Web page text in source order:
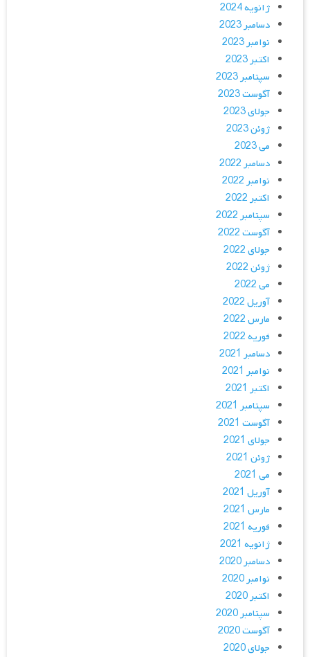
ژانویه 2024
دسامبر 2023
نوامبر 2023
اکتبر 2023
سپتامبر 2023
آگوست 2023
جولای 2023
ژوئن 2023
می 2023
دسامبر 2022
نوامبر 2022
اکتبر 2022
سپتامبر 2022
آگوست 2022
جولای 2022
ژوئن 2022
می 2022
آوریل 2022
مارس 2022
فوریه 2022
دسامبر 2021
نوامبر 2021
اکتبر 2021
سپتامبر 2021
آگوست 2021
جولای 2021
ژوئن 2021
می 2021
آوریل 2021
مارس 2021
فوریه 2021
ژانویه 2021
دسامبر 2020
نوامبر 2020
اکتبر 2020
سپتامبر 2020
آگوست 2020
جولای 2020